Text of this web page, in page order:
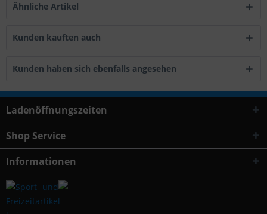
Ähnliche Artikel
Kunden kauften auch
Kunden haben sich ebenfalls angesehen
Ladenöffnungszeiten
Shop Service
Informationen